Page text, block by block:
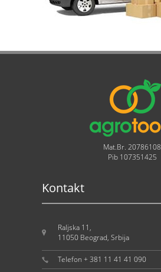
Mat.Br. 20786108
Pib 107351425
Kontakt
Raljska 11,
11050 Beograd, Srbija
Telefon + 381 11 41 41 090